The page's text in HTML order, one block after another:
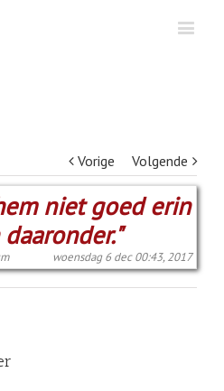
Vorige Volgende
niet goed erin
woensdag 6 dec 00:43, 2017